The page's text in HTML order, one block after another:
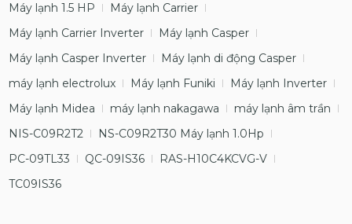
Máy lạnh 1.5 HP
Máy lạnh Carrier
Máy lạnh Carrier Inverter
Máy lạnh Casper
Máy lạnh Casper Inverter
Máy lạnh di động Casper
máy lạnh electrolux
Máy lạnh Funiki
Máy lạnh Inverter
Máy lạnh Midea
máy lạnh nakagawa
máy lạnh âm trần
NIS-C09R2T2
NS-C09R2T30 Máy lạnh 1.0Hp
PC-09TL33
QC-09IS36
RAS-H10C4KCVG-V
TC09IS36